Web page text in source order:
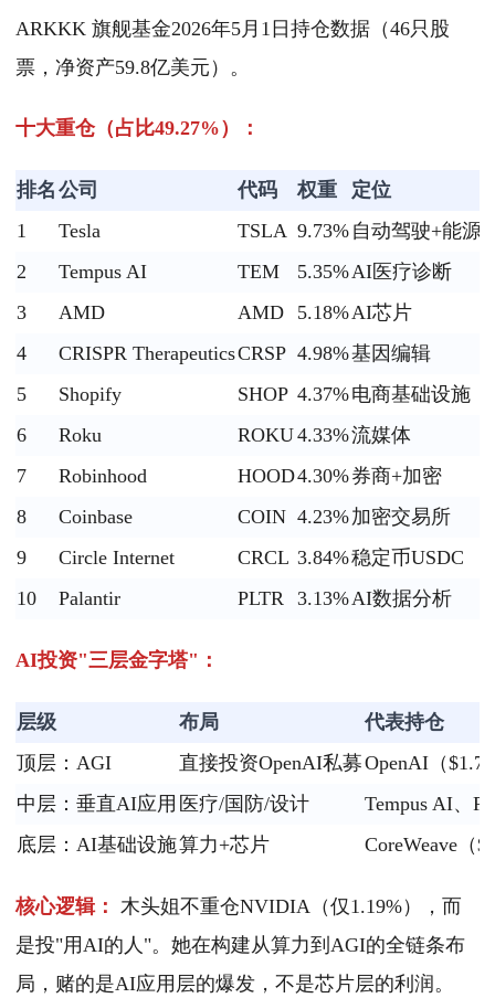
ARKKK 旗舰基金2026年5月1日持仓数据（46只股
票，净资产59.8亿美元）。
十大重仓（占比49.27%）：
排名 公司 代码 权重
定位
1
Tesla TSLA 9.73% 自动驾驶+能源
2
Tempus AI TEM 5.35%AI医疗诊断
3
AMD AMD 5.18%AI芯片
4
CRISPR TherapeuticsCRSP 4.98%基因编辑
5
Shopify SHOP 4.37%电商基础设施
6
Roku ROKU4.33%流媒体
7
Robinhood HOOD4.30%券商+加密
8
Coinbase COIN 4.23%加密交易所
9
Circle Internet CRCL 3.84%稳定币USDC
10
Palantir PLTR 3.13%AI数据分析
AI投资"三层金字塔"：
层级 布局
代表持仓
顶层：AGI
直接投资OpenAI私募OpenAI（
中层：垂直AI应用 医疗/国防/设计
Tempus AI、
底层：AI基础设施算力+芯片 CoreWeave（
核心逻辑： 木头姐不重仓NVIDIA（仅1.19%），而
是投"用AI的人"。她在构建从算力到AGI的全链条布
局，赌的是AI应用层的爆发，不是芯片层的利润。